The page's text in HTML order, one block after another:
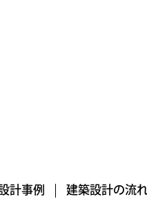
計事例 建築設計の流れ